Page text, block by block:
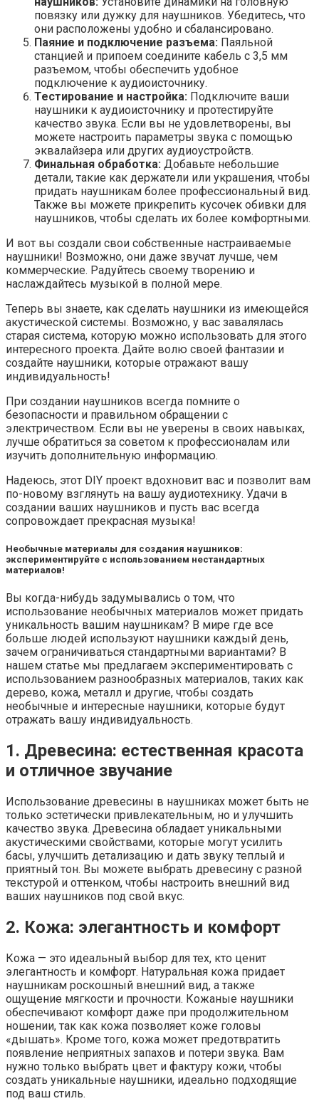
повязку или дужку для наушников. Убедитесь, что
они расположены удобно и сбалансировано.
Паяние и подключение разъема: Паяльной
станцией и припоем соедините кабель с 3,5 мм
разъемом, чтобы обеспечить удобное
подключение к аудиоисточнику.
Тестирование и настройка: Подключите ваши
наушники к аудиоисточнику и протестируйте
качество звука. Если вы не удовлетворены, вы
можете настроить параметры звука с помощью
эквалайзера или других аудиоустройств.
Финальная обработка: Добавьте небольшие
детали, такие как держатели или украшения, чтобы
придать наушникам более профессиональный вид.
Также вы можете прикрепить кусочек обивки для
наушников, чтобы сделать их более комфортными.
И вот вы создали свои собственные настраиваемые
наушники! Возможно, они даже звучат лучше, чем
коммерческие. Радуйтесь своему творению и
наслаждайтесь музыкой в полной мере.
Теперь вы знаете, как сделать наушники из имеющейся
акустической системы. Возможно, у вас завалялась
старая система, которую можно использовать для этого
интересного проекта. Дайте волю своей фантазии и
создайте наушники, которые отражают вашу
индивидуальность!
При создании наушников всегда помните о
безопасности и правильном обращении с
электричеством. Если вы не уверены в своих навыках,
лучше обратиться за советом к профессионалам или
изучить дополнительную информацию.
Надеюсь, этот DIY проект вдохновит вас и позволит вам
по-новому взглянуть на вашу аудиотехнику. Удачи в
создании ваших наушников и пусть вас всегда
сопровождает прекрасная музыка!
Необычные материалы для создания наушников:
экспериментируйте с использованием нестандартных
материалов!
Вы когда-нибудь задумывались о том, что
использование необычных материалов может придать
уникальность вашим наушникам? В мире где все
больше людей используют наушники каждый день,
зачем ограничиваться стандартными вариантами? В
нашем статье мы предлагаем экспериментировать с
использованием разнообразных материалов, таких как
дерево, кожа, металл и другие, чтобы создать
необычные и интересные наушники, которые будут
отражать вашу индивидуальность.
1. Древесина: естественная красота
и отличное звучание
Использование древесины в наушниках может быть не
только эстетически привлекательным, но и улучшить
качество звука. Древесина обладает уникальными
акустическими свойствами, которые могут усилить
басы, улучшить детализацию и дать звуку теплый и
приятный тон. Вы можете выбрать древесину с разной
текстурой и оттенком, чтобы настроить внешний вид
ваших наушников под свой вкус.
2. Кожа: элегантность и комфорт
Кожа — это идеальный выбор для тех, кто ценит
элегантность и комфорт. Натуральная кожа придает
наушникам роскошный внешний вид, а также
ощущение мягкости и прочности. Кожаные наушники
обеспечивают комфорт даже при продолжительном
ношении, так как кожа позволяет коже головы
«дышать». Кроме того, кожа может предотвратить
появление неприятных запахов и потери звука. Вам
нужно только выбрать цвет и фактуру кожи, чтобы
создать уникальные наушники, идеально подходящие
под ваш стиль.